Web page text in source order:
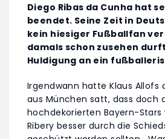
Diego Ribas da Cunha hat
beendet. Seine Zeit in
kein hiesiger Fußballfan
damals schon zusehen
Huldigung an ein
Irgendwann hatte Klaus Allofs
aus München satt, dass doch
hochdekorierten Bayern-Stars
Ribery besser durch die